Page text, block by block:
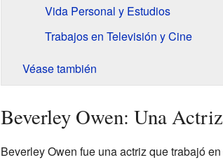
Vida Personal y Estudios
Trabajos en Televisión y Cine
Véase también
Beverley Owen: Una
Beverley Owen fue una actriz que trabajó